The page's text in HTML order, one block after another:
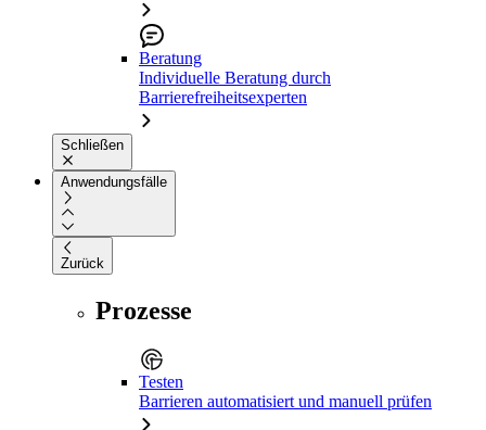
Beratung
Individuelle Beratung durch
Barrierefreiheitsexperten
Schließen
Anwendungsfälle
Zurück
Prozesse
Testen
Barrieren automatisiert und manuell prüfen